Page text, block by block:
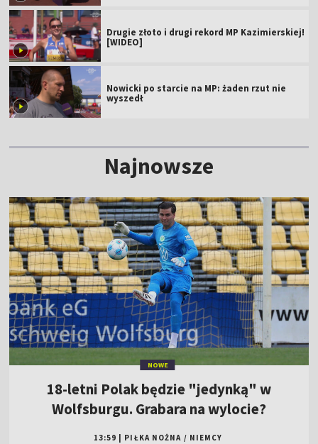
Drugie złoto i drugi rekord MP Kazimierskiej!
[WIDEO]
Nowicki po starcie na MP: żaden rzut nie
wyszedł
Najnowsze
NOWE
18-letni Polak będzie "jedynką" w
Wolfsburgu. Grabara na wylocie?
13:59 PIŁKA NOŻNA / NIEMCY